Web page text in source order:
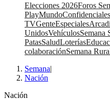
Elecciones 2026Foros
PlayMundoConfidenciales
TVGenteEspeciales
UnidosVehículosSemana
PatasSaludLoterías
colaboraciónSemana
Semana|
Nación
Nación